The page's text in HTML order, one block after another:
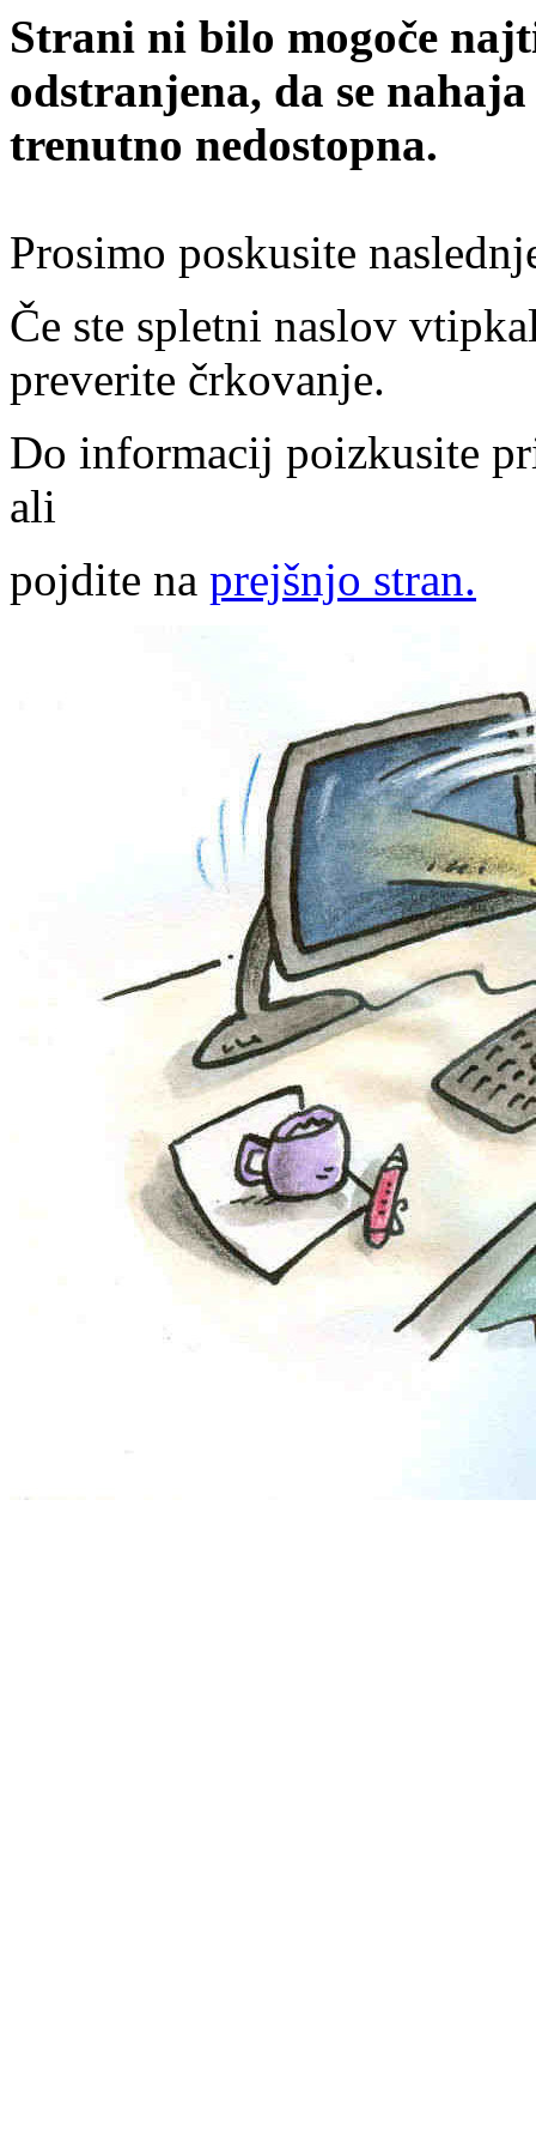
Strani ni bilo mogoče
odstranjena, da se
trenutno nedostopna.
Prosimo poskusite
Če ste spletni naslov
preverite črkovanje.
Do informacij poizkusite
ali
pojdite na prejšnjo stran.